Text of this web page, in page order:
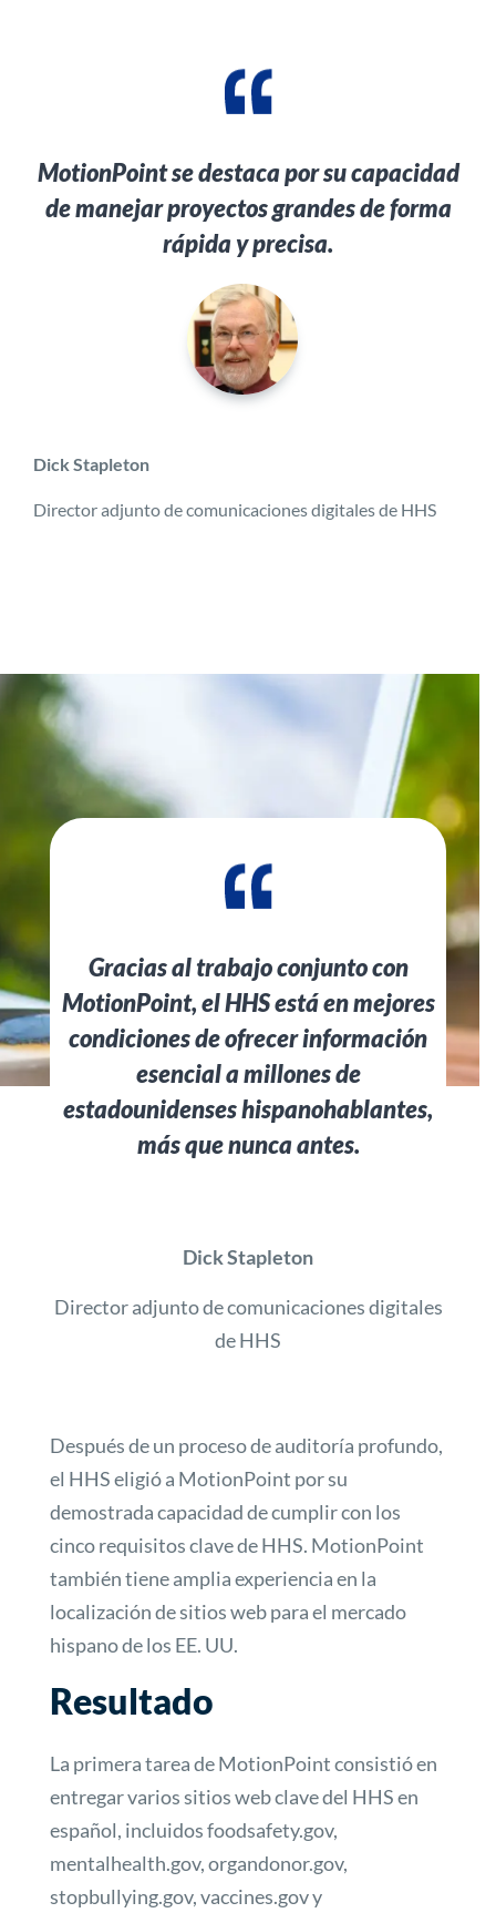
MotionPoint se destaca por su capacidad
de manejar proyectos grandes de forma
rápida y precisa.
Dick Stapleton
Director adjunto de comunicaciones digitales de HHS
Gracias al trabajo conjunto con
MotionPoint, el HHS está en mejores
condiciones de ofrecer información
esencial a millones de
estadounidenses hispanohablantes,
más que nunca antes.
Dick Stapleton
Director adjunto de comunicaciones digitales
de HHS
Después de un proceso de auditoría profundo,
el HHS eligió a MotionPoint por su
demostrada capacidad de cumplir con los
cinco requisitos clave de HHS. MotionPoint
también tiene amplia experiencia en la
localización de sitios web para el mercado
hispano de los EE. UU.
Resultado
La primera tarea de MotionPoint consistió en
entregar varios sitios web clave del HHS en
español, incluidos foodsafety.gov,
mentalhealth.gov, organdonor.gov,
stopbullying.gov, vaccines.gov y